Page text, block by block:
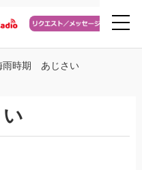
雨時期 あじさい